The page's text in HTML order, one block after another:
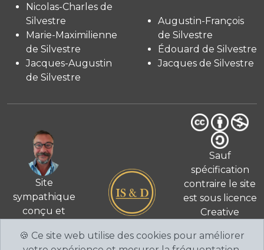
Nicolas-Charles de
Silvestre
Marie-Maximilienne
de Silvestre
Jacques-Augustin
de Silvestre
Augustin-François
de Silvestre
Édouard de Silvestre
Jacques de Silvestre
Site
sympathique
conçu et
par Fabien de
© 2026
Sauf
spécification
contraire le site
est sous licence
Creative
International
🍪 Ce site web utilise des cookies pour améliorer